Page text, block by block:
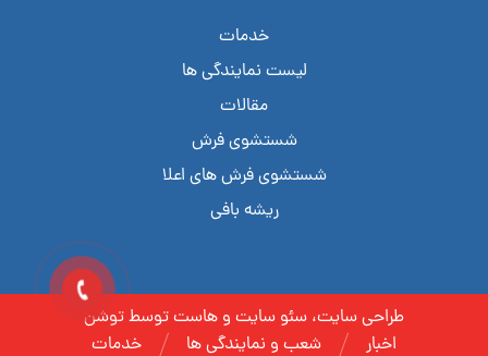
خدمات
لیست نمایندگی ها
مقالات
شستشوی فرش
شستشوی فرش های اعلا
ریشه بافی
طراحی سایت، سئو سایت و هاست توسط توشن
خدمات
شعب و نمایندگی ها اخبار